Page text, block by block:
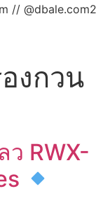
// @dbale.com2
งกวน
ว RWX-